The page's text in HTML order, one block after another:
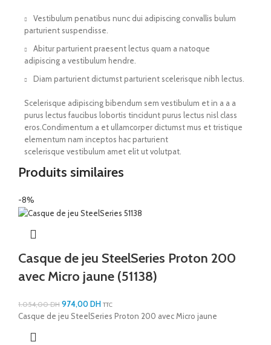
Vestibulum penatibus nunc dui adipiscing convallis bulum
parturient suspendisse.
Abitur parturient praesent lectus quam a natoque
adipiscing a vestibulum hendre.
Diam parturient dictumst parturient scelerisque nibh lectus.
Scelerisque adipiscing bibendum sem vestibulum et in a a a
purus lectus faucibus lobortis tincidunt purus lectus nisl class
eros.Condimentum a et ullamcorper dictumst mus et tristique
elementum nam inceptos hac parturient
scelerisque vestibulum amet elit ut volutpat.
Produits similaires
-8%
Casque de jeu SteelSeries Proton 200
avec Micro jaune (51138)
1.054,00DH 974,00DH TTC
Casque de jeu SteelSeries Proton 200 avec Micro jaune